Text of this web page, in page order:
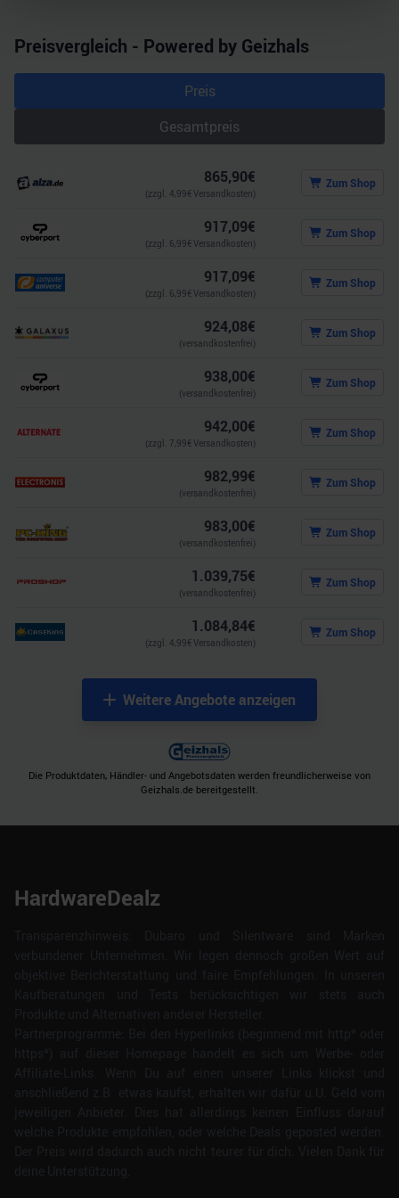
Wir verwenden Cookies, um Inhalte und Anzeigen zu
personalisieren, Funktionen für soziale Medien anbieten
zu können und die Zugriffe auf unsere Website zu
analysieren. Außerdem geben wir Informationen zu Ihrer
Verwendung unserer Website an unsere Partner für
Partner führen diese Informationen möglicherweise mit
weiteren Daten zusammen, die Sie ihnen bereitgestellt
haben oder die sie im Rahmen Ihrer Nutzung der Dienste
gesammelt haben.
Preisvergleich - Powered by Geizhals
Preis
Gesamtpreis
865,90€
(zzgl. 4,99€ Versandkosten)
Zum Shop
917,09€
(zzgl. 6,99€ Versandkosten)
Zum Shop
917,09€
(zzgl. 6,99€ Versandkosten)
Zum Shop
924,08€
(versandkostenfrei)
Zum Shop
938,00€
(versandkostenfrei)
Zum Shop
942,00€
(zzgl. 7,99€ Versandkosten)
Zum Shop
982,99€
(versandkostenfrei)
Zum Shop
983,00€
(versandkostenfrei)
Zum Shop
1.039,75€
(versandkostenfrei)
Zum Shop
1.084,84€
(zzgl. 4,99€ Versandkosten)
Zum Shop
Weitere Angebote anzeigen
Die Produktdaten, Händler- und Angebotsdaten werden freundlicherweise von
Geizhals.de bereitgestellt.
HardwareDealz